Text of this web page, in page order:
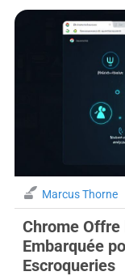
Marcus Thorne
Chrome
Embarquée
Escroqueries